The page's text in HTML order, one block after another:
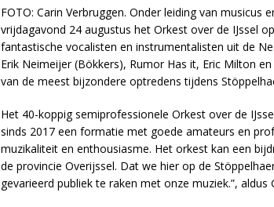
FOTO: Carin Verbruggen. Onder leiding van
vrijdagavond 24 augustus het Orkest over de IJssel
fantastische vocalisten en instrumentalisten uit de
Erik Neimeijer (Bökkers), Rumor Has it, Eric Milton
van de meest bijzondere optredens tijdens
Het 40-koppig semiprofessionele Orkest over de
sinds 2017 een formatie met goede amateurs en
muzikaliteit en enthousiasme. Het orkest kan een
de provincie Overijssel. Dat we hier op de
gevarieerd publiek te raken met onze muziek.”, aldus